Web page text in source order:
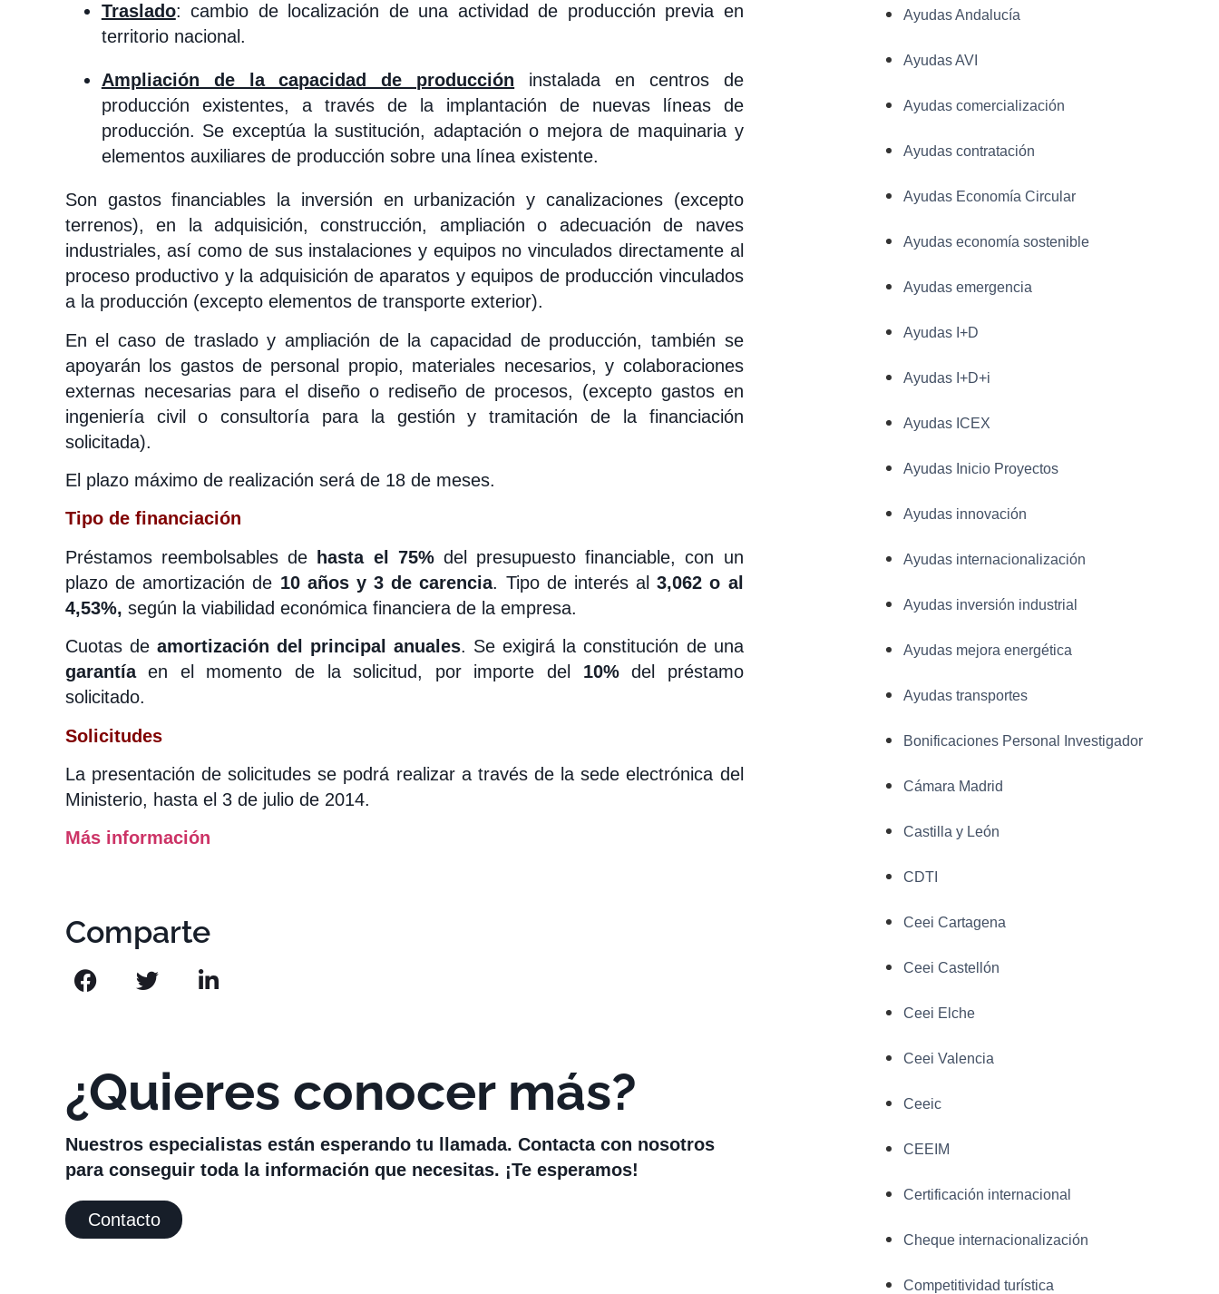
Traslado: cambio de localización de una actividad de producción previa en
territorio nacional.
Ampliación de la capacidad de producción instalada en centros de
producción existentes, a través de la implantación de nuevas líneas de
producción. Se exceptúa la sustitución, adaptación o mejora de maquinaria y
elementos auxiliares de producción sobre una línea existente.
Son gastos financiables la inversión en urbanización y canalizaciones (excepto
terrenos), en la adquisición, construcción, ampliación o adecuación de naves
industriales, así como de sus instalaciones y equipos no vinculados directamente al
proceso productivo y la adquisición de aparatos y equipos de producción vinculados
a la producción (excepto elementos de transporte exterior).
En el caso de traslado y ampliación de la capacidad de producción, también se
apoyarán los gastos de personal propio, materiales necesarios, y colaboraciones
externas necesarias para el diseño o rediseño de procesos, (excepto gastos en
ingeniería civil o consultoría para la gestión y tramitación de la financiación
solicitada).
El plazo máximo de realización será de 18 de meses.
Tipo de financiación
Préstamos reembolsables de
hasta el 75%del presupuesto financiable, con un
plazo de amortización de 10 años y 3 de carencia. Tipo de interés al3,062 o al
4,53%, según la viabilidad económica financiera de la empresa.
Cuotas de amortización del principal anuales. Se exigirá la constitución de una
garantíaen el momento de la solicitud, por importe del 10%del préstamo
solicitado.
Solicitudes
La presentación de solicitudes se podrá realizar a través de la sede electrónica del
Ministerio, hasta el 3 de julio de 2014.
Más información
Comparte
¿Quieres conocer más?
Nuestros especialistas están esperando tu llamada. Contacta con nosotros
para conseguir toda la información que necesitas. ¡Te esperamos!
Contacto
Ayudas Andalucía
Ayudas AVI
Ayudas comercialización
Ayudas contratación
Ayudas Economía Circular
Ayudas economía sostenible
Ayudas emergencia
Ayudas I+D
Ayudas I+D+i
Ayudas ICEX
Ayudas Inicio Proyectos
Ayudas innovación
Ayudas internacionalización
Ayudas inversión industrial
Ayudas mejora energética
Ayudas transportes
Bonificaciones Personal Investigador
Cámara Madrid
Castilla y León
CDTI
Ceei Cartagena
Ceei Castellón
Ceei Elche
Ceei Valencia
Ceeic
CEEIM
Certificación internacional
Cheque internacionalización
Competitividad turística